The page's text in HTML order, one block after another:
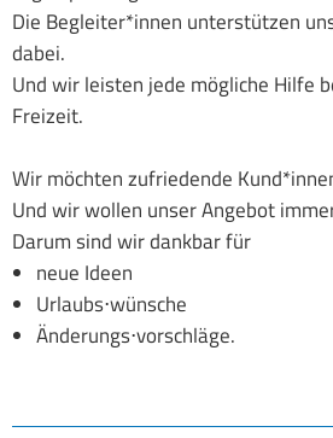
Die Begleiter*innen unterstützen
dabei.
Und wir leisten jede mögliche Hilfe
Freizeit.
Wir möchten zufriedende
Und wir wollen unser Angebot
Darum sind wir dankbar für
neue Ideen
Urlaubs⋅wünsche
Änderungs⋅vorschläge.